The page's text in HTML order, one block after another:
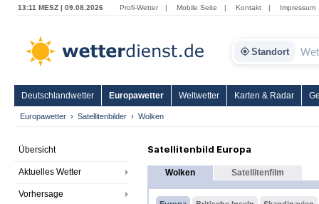
13:11 MESZ | 09.08.2026 Profi-Wetter | Mobile Seite | Kontakt | Impressum
Standort
Deutschlandwetter Europawetter Weltwetter Karten & Radar
Europawetter Satellitenbilder Wolken
Übersicht
Aktuelles Wetter
Vorhersage
Satellitenbild Europa
Wolken Satellitenfilm